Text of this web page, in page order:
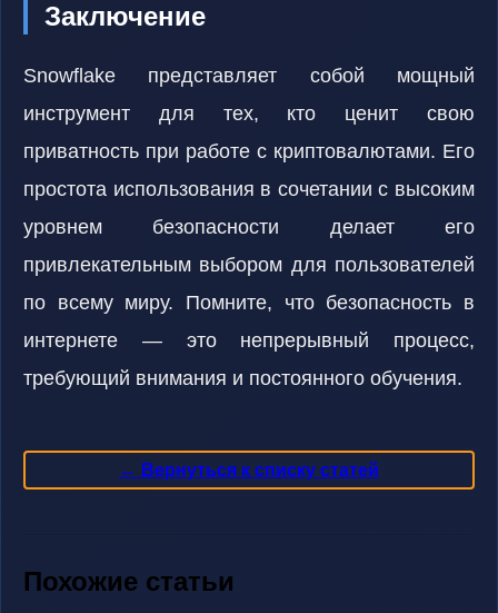
Заключение
Snowflake представляет собой мощный
инструмент для тех, кто ценит свою
приватность при работе с криптовалютами. Его
простота использования в сочетании с высоким
уровнем безопасности делает его
привлекательным выбором для пользователей
по всему миру. Помните, что безопасность в
интернете — это непрерывный процесс,
требующий внимания и постоянного обучения.
← Вернуться к списку статей
Похожие статьи